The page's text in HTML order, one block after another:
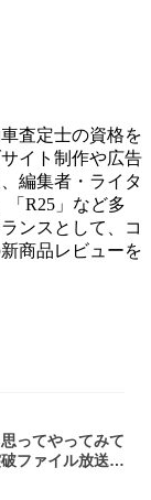
査定士の資格を
イト制作や広告
編集者・ライタ
「R25」など多
ンスとして、コ
商品レビューを
ってやってみて
ファイル放送で